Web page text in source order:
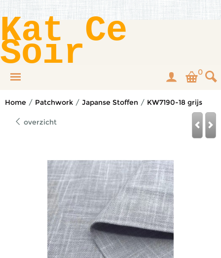
Kat Ce
Soir 0
Home / Patchwork / Japanse Stoffen / KW7190-18 grijs
overzicht